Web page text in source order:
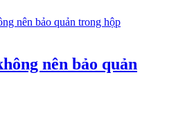
nên bảo quản